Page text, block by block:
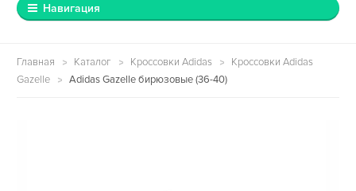
Навигация
Главная Каталог Кроссовки Adidas
Кроссовки Adidas
Gazelle
Adidas Gazelle бирюзовые (36-40)